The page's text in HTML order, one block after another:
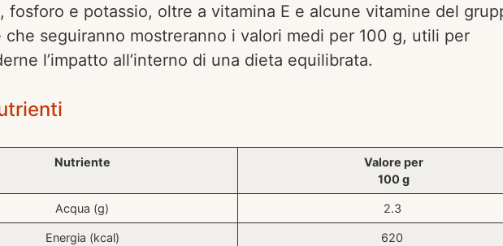
fosforo e potassio, oltre a vitamina E e alcune vitamine del
che seguiranno mostreranno i valori medi per 100 g, utili per
l’impatto all’interno di una dieta equilibrata.
Nutriente
Valore per
100 g
Acqua (g) 2.3
Energia (kcal) 620